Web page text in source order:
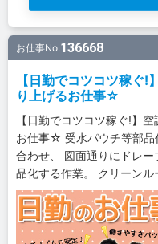
お仕事No.136668
【日勤でコツコツ稼ぐ
り上げるお仕事☆
【日勤でコツコツ稼ぐ!】
お仕事☆ 受水パウチ等部品
合わせ、 図面通りにドレ
品化する作業。 クリーンル